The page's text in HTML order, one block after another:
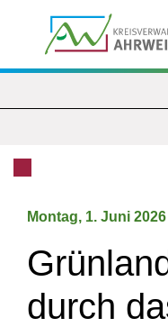
Montag, 1. Juni 2026
durch